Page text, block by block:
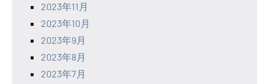
2023年11月
2023年10月
2023年9月
2023年8月
2023年7月